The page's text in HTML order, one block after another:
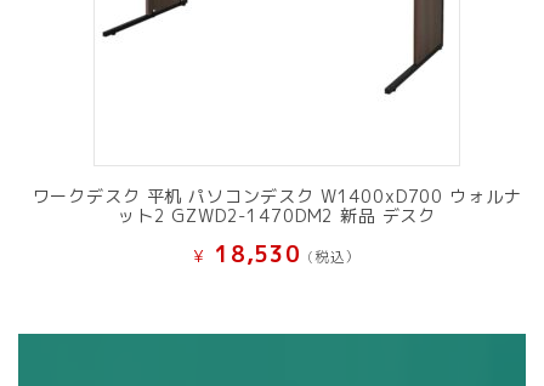
ワークデスク 平机 パソコンデスク W1400xD700 ウォルナ
ット2 GZWD2-1470DM2 新品 デスク
¥ 18,530 (税込）